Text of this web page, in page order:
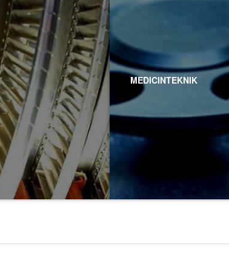
MEDICINTEKNIK